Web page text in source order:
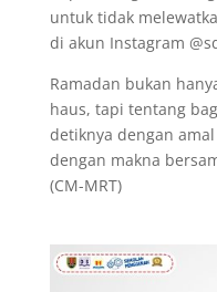
untuk tidak
di akun Instagram
Ramadan bukan
haus, tapi tentang
detiknya dengan
dengan makna
(CM-MRT)